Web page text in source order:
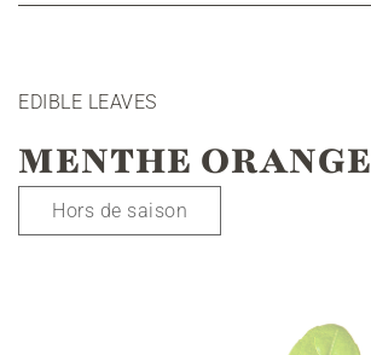
EDIBLE LEAVES
MENTHE ORANGE
Hors de saison